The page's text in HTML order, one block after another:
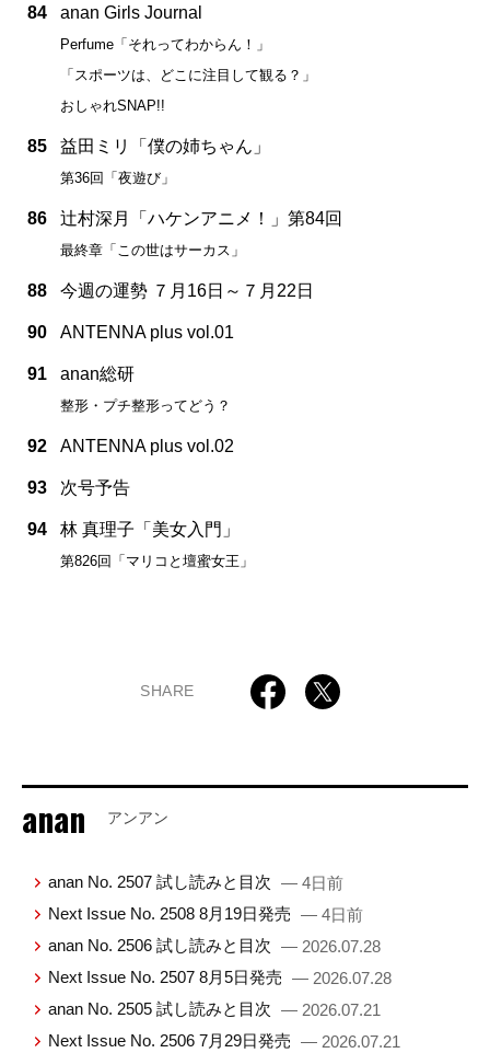
84 anan Girls Journal
Perfume「それってわからん！」
「スポーツは、どこに注目して観る？」
おしゃれSNAP!!
85 益田ミリ「僕の姉ちゃん」
第36回「夜遊び」
86 辻村深月「ハケンアニメ！」第84回
最終章「この世はサーカス」
88 今週の運勢 ７月16日～７月22日
90 ANTENNA plus vol.01
91 anan総研
整形・プチ整形ってどう？
92 ANTENNA plus vol.02
93 次号予告
94 林 真理子「美女入門」
第826回「マリコと壇蜜女王」
SHARE
anan アンアン
anan No. 2507 試し読みと目次 — 4日前
Next Issue No. 2508 8月19日発売 — 4日前
anan No. 2506 試し読みと目次 — 2026.07.28
Next Issue No. 2507 8月5日発売 — 2026.07.28
anan No. 2505 試し読みと目次 — 2026.07.21
Next Issue No. 2506 7月29日発売 — 2026.07.21